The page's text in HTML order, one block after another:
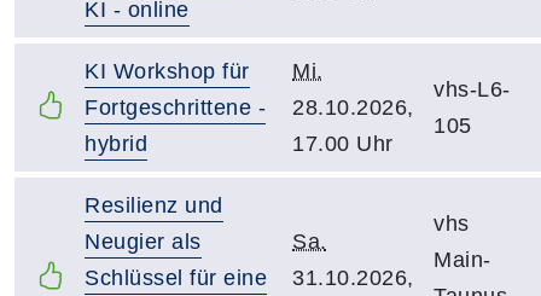
KI - online
KI Workshop für
Fortgeschrittene -
hybrid
Mi.
28.10.2026,
17.00 Uhr
vhs-L6-
105
Resilienz und
Neugier als
Schlüssel für eine
Sa.
31.10.2026,
vhs
Main-